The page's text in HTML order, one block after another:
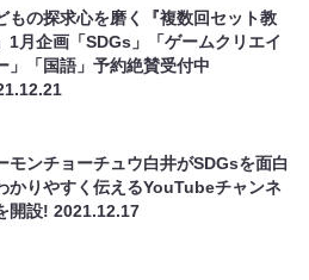
もの探求心を磨く『複数回セット教
1月企画「SDGs」「ゲームクリエイ
」「国語」予約絶賛受付中
モンチョーチュウ白井がSDGsを面白
かりやすく伝えるYouTubeチャンネ
開設!2021.12.17